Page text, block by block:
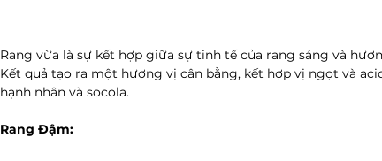
Rang vừa là sự kết hợp giữa sự tinh tế của rang sáng và
Kết quả tạo ra một hương vị cân bằng, kết hợp vị ngọt và
hạnh nhân và socola.
Rang Đậm: